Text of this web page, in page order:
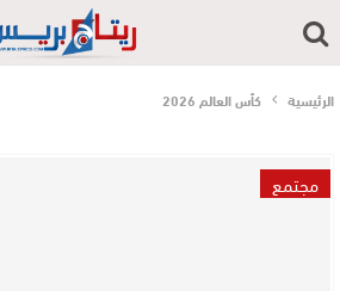
الرئيسية كأس العالم 2026
مجتمع